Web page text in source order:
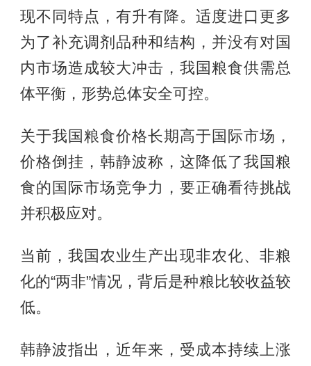
现不同特点，有升有降。适度进口更多
为了补充调剂品种和结构，并没有对国
内市场造成较大冲击，我国粮食供需总
体平衡，形势总体安全可控。
关于我国粮食价格长期高于国际市场，
价格倒挂，韩静波称，这降低了我国粮
食的国际市场竞争力，要正确看待挑战
并积极应对。
当前，我国农业生产出现非农化、非粮
化的“两非”情况，背后是种粮比较收益较
低。
韩静波指出，近年来，受成本持续上涨